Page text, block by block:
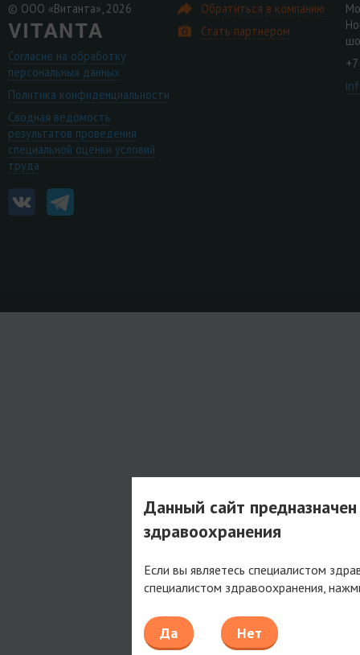
© ООО «Витанта», 2026
Согласие на обработку
персональных данных
Политика конфиденциальности
Сводная ведомость
результатов проведения
специальной оценки условий
труда
Обратиться в компанию
Стать партнером
Данный сайт
здравоохранения
Если вы являетесь специалистом
специалистом здравоохранения,
Да Нет